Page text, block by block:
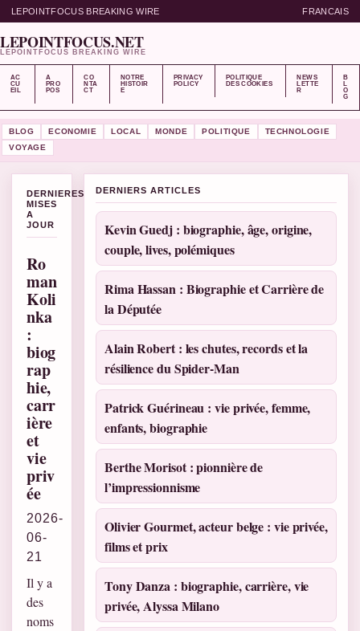
LEPOINTFOCUS BREAKING WIRE FRANCAIS
LEPOINTFOCUS.NET
LEPOINTFOCUS BREAKING WIRE
AC
CU
EIL
A
PRO
POS
CO
NTA
CT
NOTRE
HISTOIR
E
PRIVACY
POLICY
POLITIQUE
DES COOKIES
NEWS
LETTE
R
B
L
O
G
BLOG ECONOMIE LOCAL MONDE POLITIQUE
TECHNOLOGIE
VOYAGE
DERNIERES
MISES
A
JOUR
Ro
man
Koli
nka
:
biog
rap
hie,
carr
ière
et
vie
priv
ée
2026-
06-
21
Il y a
des
noms
DERNIERS ARTICLES
Kevin Guedj : biographie, âge, origine,
couple, lives, polémiques
Rima Hassan : Biographie et Carrière de
la Députée
Alain Robert : les chutes, records et la
résilience du Spider-Man
Patrick Guérineau : vie privée, femme,
enfants, biographie
Berthe Morisot : pionnière de
l’impressionnisme
Olivier Gourmet, acteur belge : vie privée,
films et prix
Tony Danza : biographie, carrière, vie
privée, Alyssa Milano